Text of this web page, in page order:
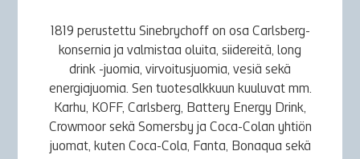
1819 perustettu Sinebrychoff on osa Carlsberg-
konsernia ja valmistaa oluita, siidereitä, long
drink -juomia, virvoitusjuomia, vesiä sekä
energiajuomia. Sen tuotesalkkuun kuuluvat mm.
Karhu, KOFF, Carlsberg, Battery Energy Drink,
Crowmoor sekä Somersby ja Coca-Colan yhtiön
juomat, kuten Coca-Cola, Fanta, Bonaqua sekä